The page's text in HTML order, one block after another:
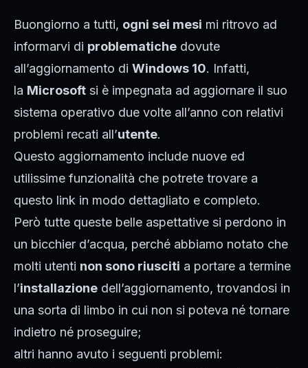
Buongiorno a tutti, ogni sei mesi mi ritrovo ad
informarvi di problematiche dovute
all’aggiornamento di Windows 10. Infatti,
la Microsoft si è impegnata ad aggiornare il suo
sistema operativo due volte all’anno con relativi
problemi recati all’utente.
Questo aggiornamento include nuove ed
utilissime funzionalità che potrete trovare a
questo link in modo dettagliato e completo.
Però tutte queste belle aspettative si perdono in
un bicchier d’acqua, perché abbiamo notato che
molti utenti non sono riusciti a portare a termine
l’installazione dell’aggiornamento, trovandosi in
una sorta di limbo in cui non si poteva né tornare
indietro né proseguire;
altri hanno avuto i seguenti problemi: